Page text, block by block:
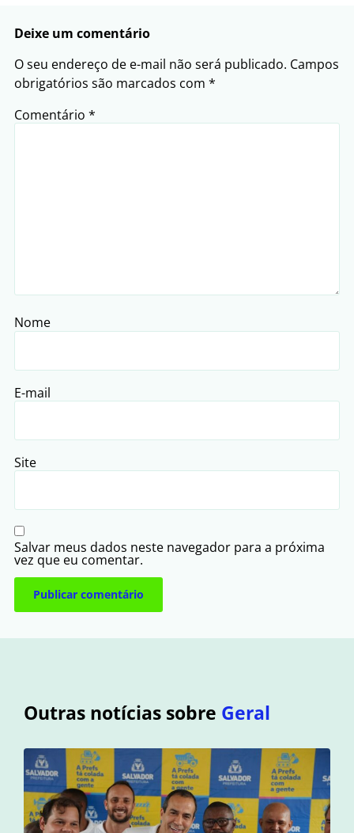
Deixe um comentário
O seu endereço de e-mail não será publicado. Campos
obrigatórios são marcados com *
Comentário *
Nome
E-mail
Site
Salvar meus dados neste navegador para a próxima
vez que eu comentar.
Outras notícias sobre Geral